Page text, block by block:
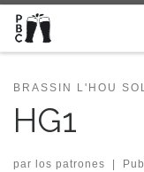
Passer au contenu
BRASSIN L'HOU
HG1
par los patrones